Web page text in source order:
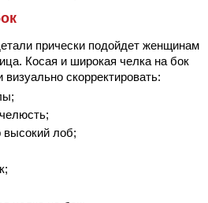
прически подойдет женщинам
Косая и широкая челка на бок
скорректировать:
высокий лоб;